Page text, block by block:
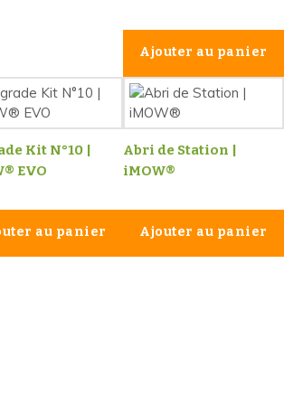
Ajouter au panier
Kit N°10 |
EVO
au panier
Abri de Station |
iMOW®
Ajouter au panier